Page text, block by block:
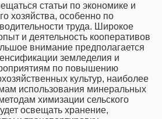
статьи по экономике и
хозяйства, особенно по
труда. Широкое
и деятельность кооперативов
внимание предполагается
земледелия и
по повышению
культур, наиболее
использования минеральных
химизации сельского
освещать хранение,